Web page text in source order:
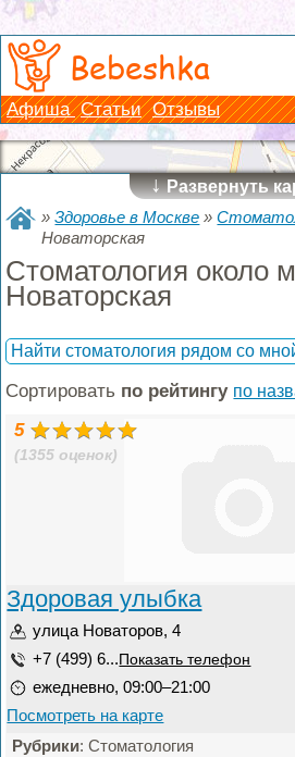
Bebeshka
Афиша Статьи Отзывы
↓Развернуть
»Здоровье в Москве »
Новаторская
Стоматология около
Новаторская
Найти стоматология рядом со
Сортировать по рейтингу по
5
(1355 оценок)
Здоровая улыбка
улица Новаторов, 4
+7 (499) 6... Показать телефон
ежедневно, 09:00–21:00
Посмотреть на карте
Рубрики: Стоматология